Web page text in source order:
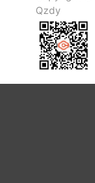
Qzdy